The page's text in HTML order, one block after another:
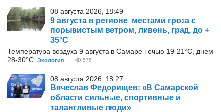
08 августа 2026, 18:49
9 августа в регионе местами гроза с
порывистым ветром, ливень, град, до +
35°С
Температура воздуха 9 августа в Самаре ночью 19-21°С, днем
28-30°С.
Экология 575
08 августа 2026, 18:27
Вячеслав Федорищев: «В Самарской
области сильные, спортивные и
талантливые люди»